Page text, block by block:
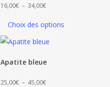
Choix des options
16,00€ – 34,00€Plage
prix :
16,00€
Apatite bleue
25,00€ – 45,00€Plage